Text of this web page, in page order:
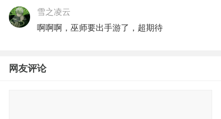
雪之凌云
啊啊啊，巫师要出手游了，超期待
网友评论